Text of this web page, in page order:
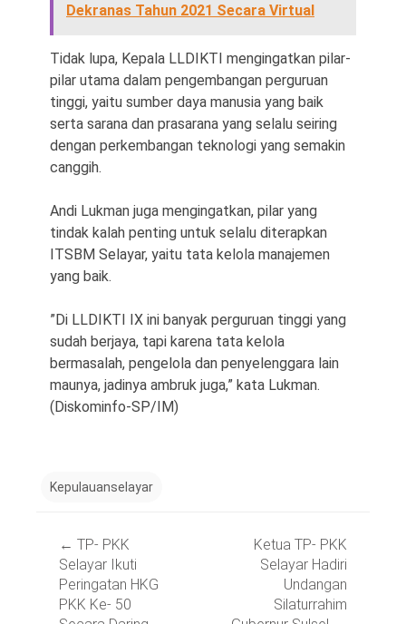
Dekranas Tahun 2021 Secara Virtual
Tidak lupa, Kepala LLDIKTI mengingatkan pilar-
pilar utama dalam pengembangan perguruan
tinggi, yaitu sumber daya manusia yang baik
serta sarana dan prasarana yang selalu seiring
dengan perkembangan teknologi yang semakin
canggih.
Andi Lukman juga mengingatkan, pilar yang
tindak kalah penting untuk selalu diterapkan
ITSBM Selayar, yaitu tata kelola manajemen
yang baik.
”Di LLDIKTI IX ini banyak perguruan tinggi yang
sudah berjaya, tapi karena tata kelola
bermasalah, pengelola dan penyelenggara lain
maunya, jadinya ambruk juga,” kata Lukman.
(Diskominfo-SP/IM)
Kepulauanselayar
navigation
← TP- PKK
Selayar Ikuti
Peringatan HKG
PKK Ke- 50
Ketua TP- PKK
Selayar Hadiri
Undangan
Silaturrahim